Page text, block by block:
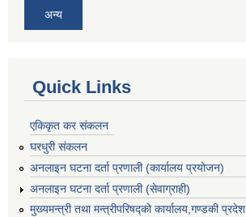
अन्य
Quick Links
एकिकृत कर संकलन
घरधुरी संकलन
अनलाइन घटना दर्ता प्रणाली (कार्यालय प्रयोजन)
अनलाइन घटना दर्ता प्रणाली (सेवाग्राही)
मुख्यमन्त्री तथा मन्त्रीपरिषद्को कार्यालय,गण्डकी प्रदेश